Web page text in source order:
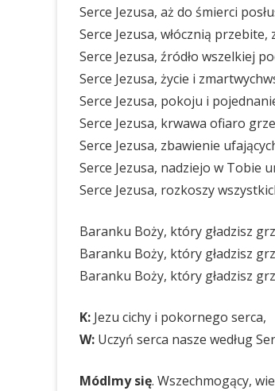
Serce Jezusa, aż do śmierci
Serce Jezusa, włócznią przebite,
Serce Jezusa, źródło wszelkiej
Serce Jezusa, życie i
Serce Jezusa, pokoju i
Serce Jezusa, krwawa ofiaro
Serce Jezusa, zbawienie
Serce Jezusa, nadziejo w Tobie
Serce Jezusa, rozkoszy
Baranku Boży, który gładzisz
Baranku Boży, który gładzisz
Baranku Boży, który gładzisz
K: Jezu cichy i pokornego serca,
W: Uczyń serca nasze według
Módlmy się. Wszechmogący,